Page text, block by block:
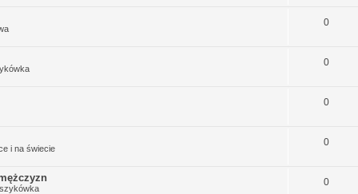
0
0
0
i na świecie
0
0